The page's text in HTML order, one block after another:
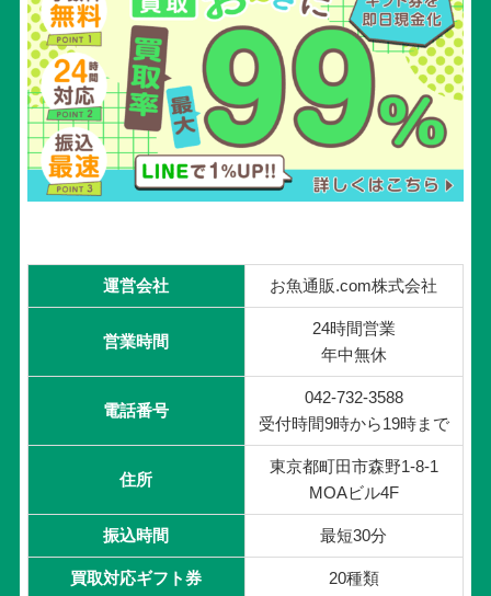
運営会社 お魚通販.com株式会社
営業時間
24時間営業
年中無休
電話番号
042-732-3588
受付時間9時から19時まで
住所
東京都町田市森野1-8-1
MOAビル4F
振込時間 最短30分
買取対応ギフト券 20種類